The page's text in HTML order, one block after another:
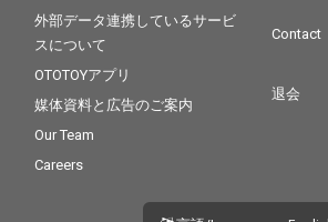
外部データ連携しているサービ
スについて
OTOTOYアプリ
媒体資料と広告のご案内
Our Team
Careers
Contact
退会